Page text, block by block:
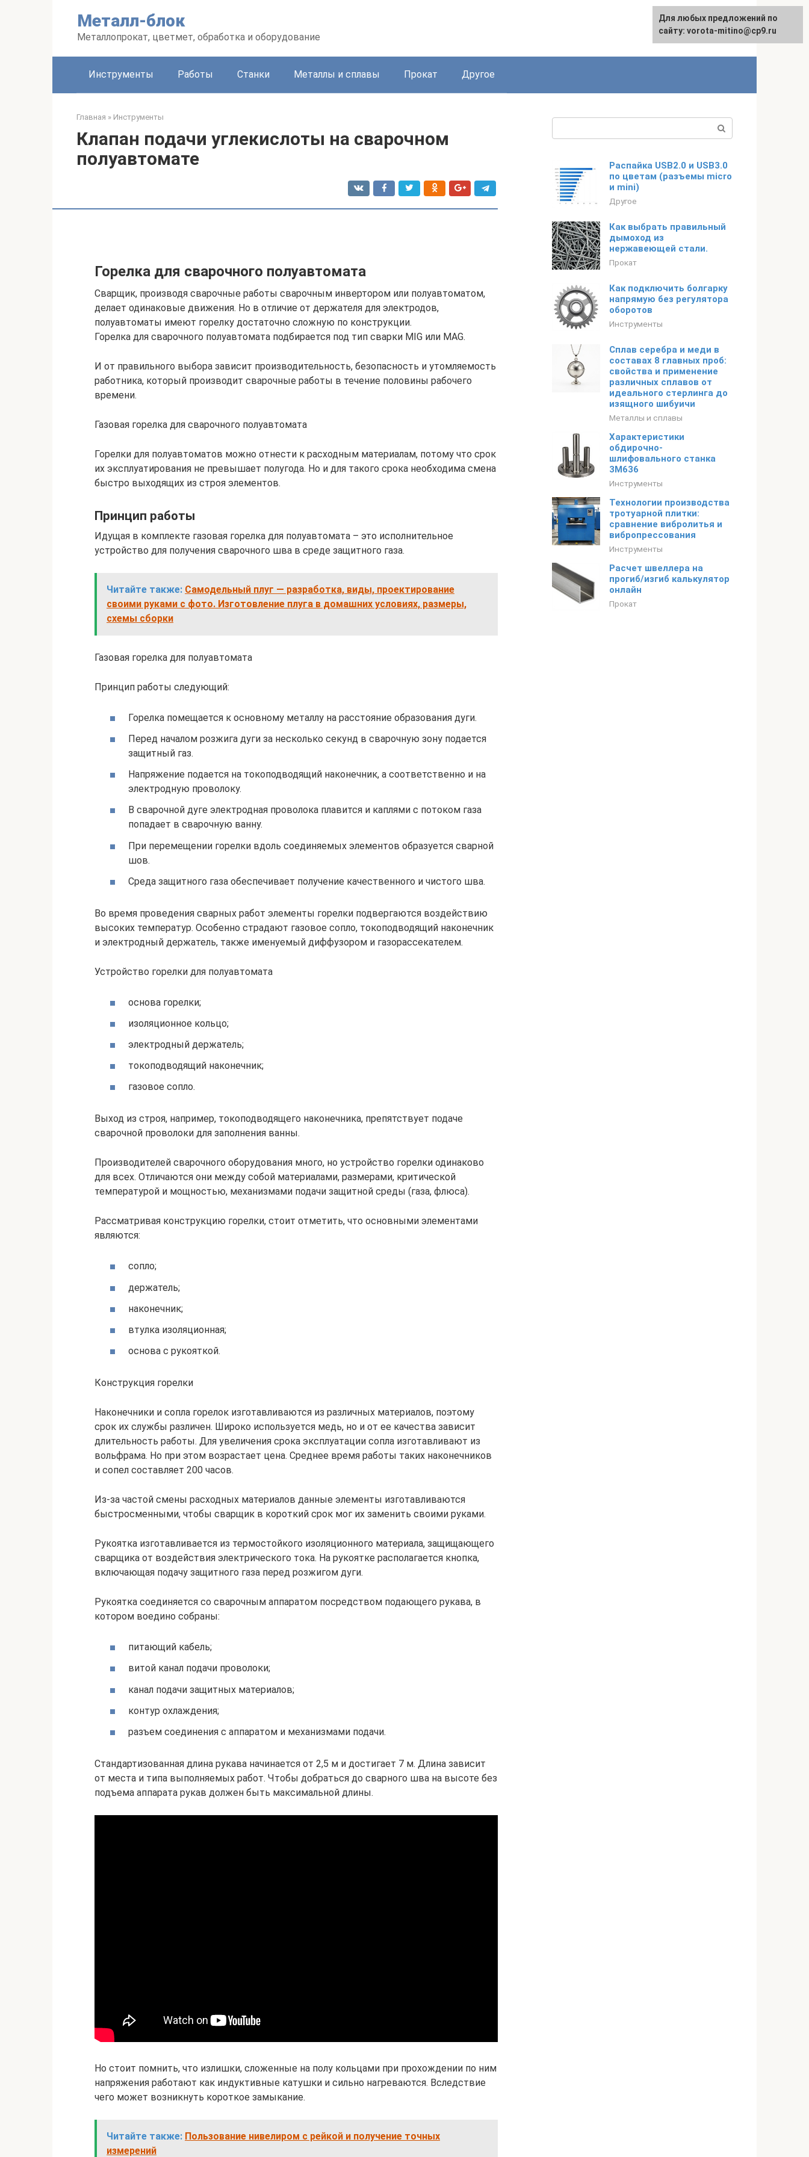
Металл-блок
Металлопрокат, цветмет, обработка и оборудование
Инструменты Работы Станки Металлы и сплавы Прокат Другое
Главная » Инструменты
Клапан подачи углекислоты на сварочном
полуавтомате
Горелка для сварочного полуавтомата
Сварщик, производя сварочные работы сварочным инвертором или полуавтоматом,
делает одинаковые движения. Но в отличие от держателя для электродов,
полуавтоматы имеют горелку достаточно сложную по конструкции.
Горелка для сварочного полуавтомата подбирается под тип сварки MIG или MAG.
И от правильного выбора зависит производительность, безопасность и утомляемость
работника, который производит сварочные работы в течение половины рабочего
времени.
Газовая горелка для сварочного полуавтомата
Горелки для полуавтоматов можно отнести к расходным материалам, потому что срок
их эксплуатирования не превышает полугода. Но и для такого срока необходима смена
быстро выходящих из строя элементов.
Принцип работы
Идущая в комплекте газовая горелка для полуавтомата – это исполнительное
устройство для получения сварочного шва в среде защитного газа.
Читайте также: Самодельный плуг — разработка, виды, проектирование
своими руками с фото. Изготовление плуга в домашних условиях, размеры,
схемы сборки
Газовая горелка для полуавтомата
Принцип работы следующий:
Горелка помещается к основному металлу на расстояние образования дуги.
Перед началом розжига дуги за несколько секунд в сварочную зону подается
защитный газ.
Напряжение подается на токоподводящий наконечник, а соответственно и на
электродную проволоку.
В сварочной дуге электродная проволока плавится и каплями с потоком газа
попадает в сварочную ванну.
При перемещении горелки вдоль соединяемых элементов образуется сварной
шов.
Среда защитного газа обеспечивает получение качественного и чистого шва.
Во время проведения сварных работ элементы горелки подвергаются воздействию
высоких температур. Особенно страдают газовое сопло, токоподводящий наконечник
и электродный держатель, также именуемый диффузором и газорассекателем.
Устройство горелки для полуавтомата
основа горелки;
изоляционное кольцо;
электродный держатель;
токоподводящий наконечник;
газовое сопло.
Выход из строя, например, токоподводящего наконечника, препятствует подаче
сварочной проволоки для заполнения ванны.
Производителей сварочного оборудования много, но устройство горелки одинаково
для всех. Отличаются они между собой материалами, размерами, критической
температурой и мощностью, механизмами подачи защитной среды (газа, флюса).
Рассматривая конструкцию горелки, стоит отметить, что основными элементами
являются:
сопло;
держатель;
наконечник;
втулка изоляционная;
основа с рукояткой.
Конструкция горелки
Наконечники и сопла горелок изготавливаются из различных материалов, поэтому
срок их службы различен. Широко используется медь, но и от ее качества зависит
длительность работы. Для увеличения срока эксплуатации сопла изготавливают из
вольфрама. Но при этом возрастает цена. Среднее время работы таких наконечников
и сопел составляет 200 часов.
Из-за частой смены расходных материалов данные элементы изготавливаются
быстросменными, чтобы сварщик в короткий срок мог их заменить своими руками.
Рукоятка изготавливается из термостойкого изоляционного материала, защищающего
сварщика от воздействия электрического тока. На рукоятке располагается кнопка,
включающая подачу защитного газа перед розжигом дуги.
Рукоятка соединяется со сварочным аппаратом посредством подающего рукава, в
котором воедино собраны:
питающий кабель;
витой канал подачи проволоки;
канал подачи защитных материалов;
контур охлаждения;
разъем соединения с аппаратом и механизмами подачи.
Стандартизованная длина рукава начинается от 2,5 м и достигает 7 м. Длина зависит
от места и типа выполняемых работ. Чтобы добраться до сварного шва на высоте без
подъема аппарата рукав должен быть максимальной длины.
Но стоит помнить, что излишки, сложенные на полу кольцами при прохождении по ним
напряжения работают как индуктивные катушки и сильно нагреваются. Вследствие
чего может возникнуть короткое замыкание.
Читайте также: Пользование нивелиром с рейкой и получение точных
измерений
Распайка USB2.0 и USB3.0
по цветам (разъемы micro
и mini)
Другое
Как выбрать правильный
дымоход из
нержавеющей стали.
Прокат
Как подключить болгарку
напрямую без регулятора
оборотов
Инструменты
Сплав серебра и меди в
составах 8 главных проб:
свойства и применение
различных сплавов от
идеального стерлинга до
изящного шибуичи
Металлы и сплавы
Характеристики
обдирочно-
шлифовального станка
3М636
Инструменты
Технологии производства
тротуарной плитки:
сравнение вибролитья и
вибропрессования
Инструменты
Расчет швеллера на
прогиб/изгиб калькулятор
онлайн
Прокат
Для любых предложений по
сайту: vorota-mitino@cp9.ru